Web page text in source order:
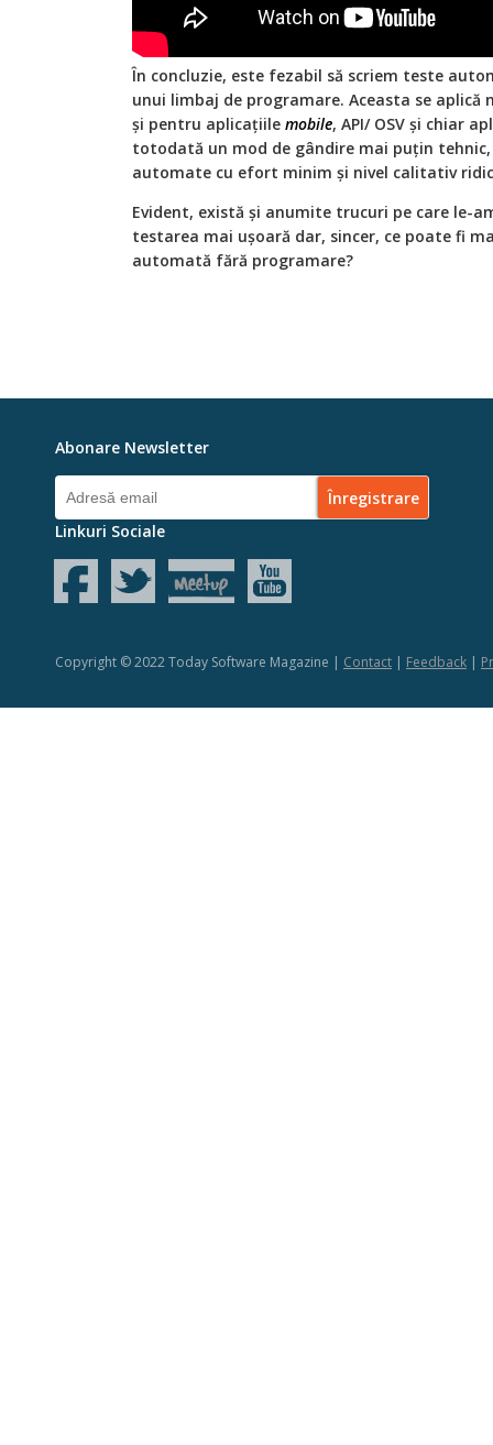
În concluzie, este fezabil să scriem teste
unui limbaj de programare. Aceasta se aplică
și pentru aplicațiile mobile, API/ OSV și chiar
totodată un mod de gândire mai puțin
automate cu efort minim și nivel calitativ
Evident, există și anumite trucuri pe care le-
testarea mai ușoară dar, sincer, ce poate fi
automată fără programare?
Abonare Newsletter
Linkuri Sociale
Copyright © 2022 Today Software Magazine | Contact | Feedback |